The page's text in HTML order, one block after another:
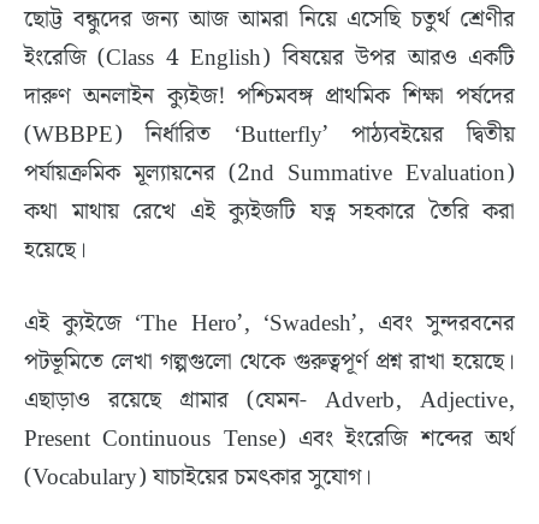
​ছোট্ট বন্ধুদের জন্য আজ আমরা নিয়ে এসেছি চতুর্থ শ্রেণীর
ইংরেজি (Class 4 English) বিষয়ের উপর আরও একটি
দারুণ অনলাইন ক্যুইজ! পশ্চিমবঙ্গ প্রাথমিক শিক্ষা পর্ষদের
(WBBPE) নির্ধারিত ‘Butterfly’ পাঠ্যবইয়ের দ্বিতীয়
পর্যায়ক্রমিক মূল্যায়নের (2nd Summative Evaluation)
কথা মাথায় রেখে এই ক্যুইজটি যত্ন সহকারে তৈরি করা
হয়েছে।
​এই ক্যুইজে ‘The Hero’, ‘Swadesh’, এবং সুন্দরবনের
পটভূমিতে লেখা গল্পগুলো থেকে গুরুত্বপূর্ণ প্রশ্ন রাখা হয়েছে।
এছাড়াও রয়েছে গ্রামার (যেমন- Adverb, Adjective,
Present Continuous Tense) এবং ইংরেজি শব্দের অর্থ
(Vocabulary) যাচাইয়ের চমৎকার সুযোগ।